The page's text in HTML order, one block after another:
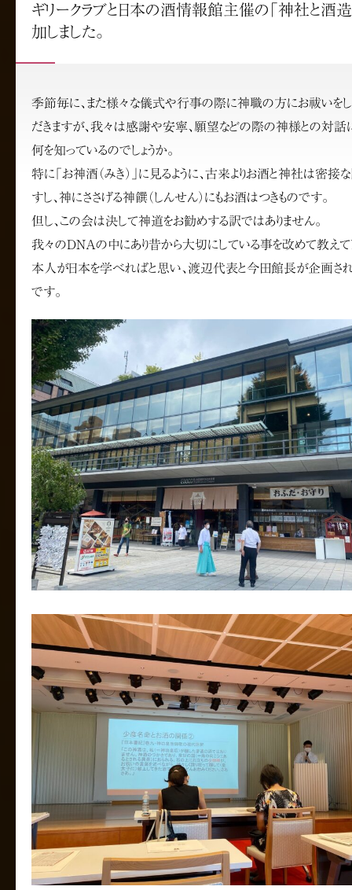
ギリークラブと日本の酒情報館主催の「神社と酒造
加しました。
季節毎に、また様々な儀式や行事の際に神職の方にお祓いを
だきますが、我々は感謝や安寧、願望などの際の神様との対話
何を知っているのでしょうか。
特に「お神酒（みき）」に見るように、古来よりお酒と神社は密接
すし、神にささげる神饌（しんせん）にもお酒はつきものです。
但し、この会は決して神道をお勧めする訳ではありません。
我々のDNAの中にあり昔から大切にしている事を改めて教えて
本人が日本を学べればと思い、渡辺代表と今田館長が企画さ
です。